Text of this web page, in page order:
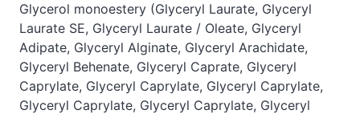
Glycerol monoestery (Glyceryl Laurate, Glyceryl
Laurate SE, Glyceryl Laurate / Oleate, Glyceryl
Adipate, Glyceryl Alginate, Glyceryl Arachidate,
Glyceryl Behenate, Glyceryl Caprate, Glyceryl
Caprylate, Glyceryl Caprylate, Glyceryl Caprylate,
Glyceryl Caprylate, Glyceryl Caprylate, Glyceryl